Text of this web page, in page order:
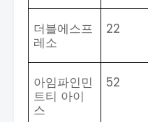
더블에스프
레소
22
아임파인민
트티 아이
스
52